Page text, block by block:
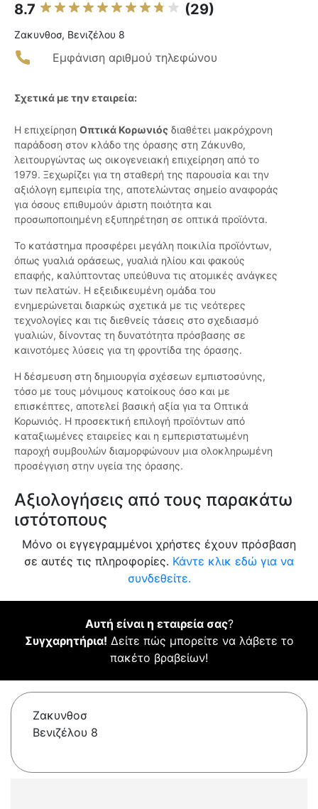
8.7 (29)
Ζακυνθοσ, Βενιζέλου 8
Εμφάνιση αριθμού τηλεφώνου
Σχετικά με την εταιρεία:
Η επιχείρηση Οπτικά Κορωνιός διαθέτει μακρόχρονη
παράδοση στον κλάδο της όρασης στη Ζάκυνθο,
λειτουργώντας ως οικογενειακή επιχείρηση από το
1979. Ξεχωρίζει για τη σταθερή της παρουσία και την
αξιόλογη εμπειρία της, αποτελώντας σημείο αναφοράς
για όσους επιθυμούν άριστη ποιότητα και
προσωποποιημένη εξυπηρέτηση σε οπτικά προϊόντα.
Το κατάστημα προσφέρει μεγάλη ποικιλία προϊόντων,
όπως γυαλιά οράσεως, γυαλιά ηλίου και φακούς
επαφής, καλύπτοντας υπεύθυνα τις ατομικές ανάγκες
των πελατών. Η εξειδικευμένη ομάδα του
ενημερώνεται διαρκώς σχετικά με τις νεότερες
τεχνολογίες και τις διεθνείς τάσεις στο σχεδιασμό
γυαλιών, δίνοντας τη δυνατότητα πρόσβασης σε
καινοτόμες λύσεις για τη φροντίδα της όρασης.
Η δέσμευση στη δημιουργία σχέσεων εμπιστοσύνης,
τόσο με τους μόνιμους κατοίκους όσο και με
επισκέπτες, αποτελεί βασική αξία για τα Οπτικά
Κορωνιός. Η προσεκτική επιλογή προϊόντων από
καταξιωμένες εταιρείες και η εμπεριστατωμένη
παροχή συμβουλών διαμορφώνουν μια ολοκληρωμένη
προσέγγιση στην υγεία της όρασης.
Αξιολογήσεις από τους παρακάτω
ιστότοπους
Μόνο οι εγγεγραμμένοι χρήστες έχουν πρόσβαση
σε αυτές τις πληροφορίες. Κάντε κλικ εδώ για να
συνδεθείτε.
Αυτή είναι η εταιρεία σας?
Συγχαρητήρια! Δείτε πώς μπορείτε να λάβετε το
πακέτο βραβείων!
Ζακυνθοσ
Βενιζέλου 8